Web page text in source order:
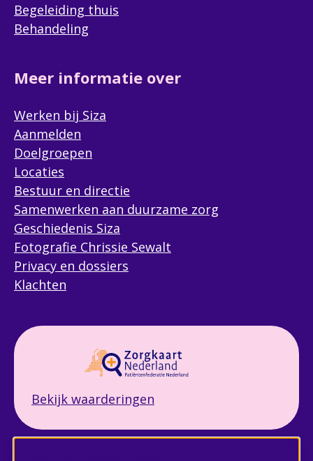
Begeleiding thuis
Behandeling
Meer informatie over
Werken bij Siza
Aanmelden
Doelgroepen
Locaties
Bestuur en directie
Samenwerken aan duurzame zorg
Geschiedenis Siza
Fotografie Chrissie Sewalt
Privacy en dossiers
Klachten
Bekijk waarderingen